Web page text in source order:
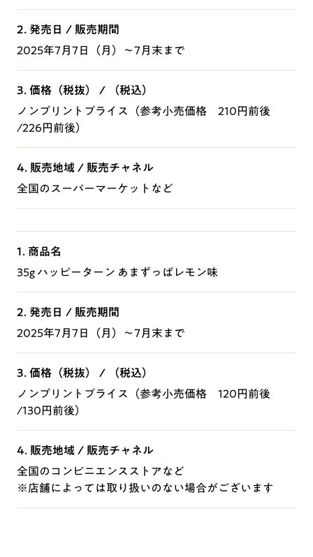
2. 発売日 / 販売期間
2025年7月7日（月）～7月末まで
3. 価格（税抜） / （税込）
ノンプリントプライス（参考小売価格 210円前後
/226円前後）
4. 販売地域 / 販売チャネル
全国のスーパーマーケットなど
1. 商品名
35g ハッピーターン あまずっぱレモン味
2. 発売日 / 販売期間
2025年7月7日（月）～7月末まで
3. 価格（税抜） / （税込）
ノンプリントプライス（参考小売価格 120円前後
/130円前後）
4. 販売地域 / 販売チャネル
全国のコンビニエンスストアなど
※店舗によっては取り扱いのない場合がございます